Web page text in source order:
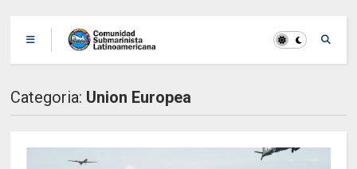
Categoria: Union Europea